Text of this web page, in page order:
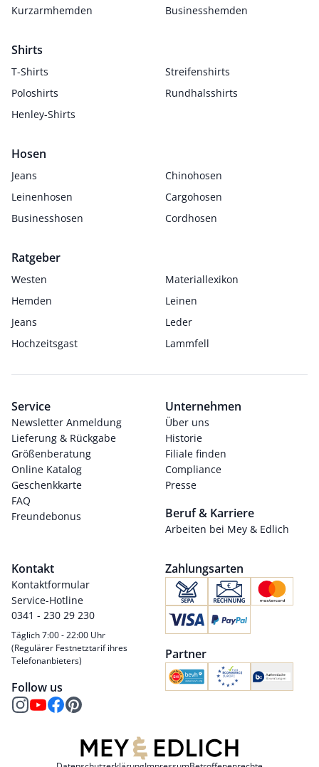
Kurzarmhemden
Businesshemden
Shirts
T-Shirts
Streifenshirts
Poloshirts
Rundhalsshirts
Henley-Shirts
Hosen
Jeans
Chinohosen
Leinenhosen
Cargohosen
Businesshosen
Cordhosen
Ratgeber
Westen
Materiallexikon
Hemden
Leinen
Jeans
Leder
Hochzeitsgast
Lammfell
Service
Newsletter Anmeldung
Lieferung & Rückgabe
Größenberatung
Online Katalog
Geschenkkarte
FAQ
Freundebonus
Unternehmen
Über uns
Historie
Filiale finden
Compliance
Presse
Beruf & Karriere
Arbeiten bei Mey & Edlich
Kontakt
Kontaktformular
Service-Hotline
0341 - 230 29 230
Täglich 7:00 - 22:00 Uhr
(Regulärer Festnetztarif ihres
Telefonanbieters)
Follow us
Zahlungsarten
Partner